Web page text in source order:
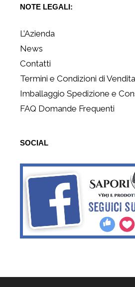
NOTE LEGALI:
L’Azienda
News
Contatti
Termini e Condizioni di Vendita
Imballaggio Spedizione e
FAQ Domande Frequenti
SOCIAL